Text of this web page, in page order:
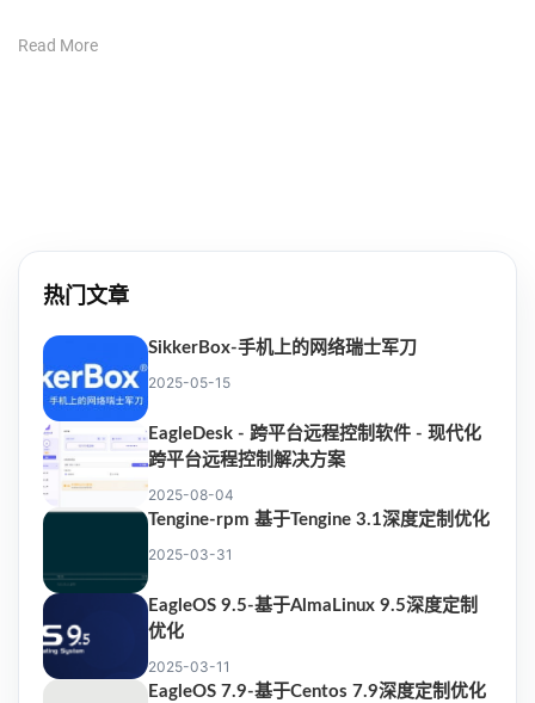
Read More
热门文章
SikkerBox-手机上的网络瑞士军刀
2025-05-15
EagleDesk - 跨平台远程控制软件 - 现代化
跨平台远程控制解决方案
2025-08-04
Tengine-rpm 基于Tengine 3.1深度定制优化
2025-03-31
EagleOS 9.5-基于AlmaLinux 9.5深度定制
优化
2025-03-11
EagleOS 7.9-基于Centos 7.9深度定制优化